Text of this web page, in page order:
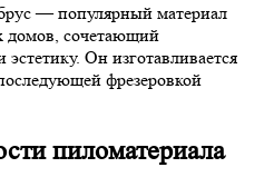
— популярный материал
домов, сочетающий
Он изготавливается
фрезеровкой
пиломатериала